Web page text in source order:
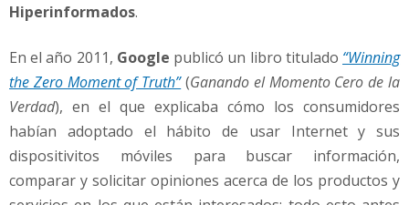
r
n
n
o
r
a
Hiperinformados.
En el año 2011, Google publicó un libro titulado “Winning
the Zero Moment of Truth”(Ganando el Momento Cero de la
Verdad), en el que explicaba cómo los consumidores
habían adoptado el hábito de usar Internet y sus
dispositivitos móviles para buscar información,
comparar y solicitar opiniones acerca de los productos y